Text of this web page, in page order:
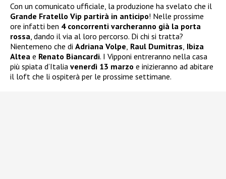
Con un comunicato ufficiale, la produzione ha svelato che il
Grande Fratello Vip partirà in anticipo! Nelle prossime
ore infatti ben 4 concorrenti varcheranno già la porta
rossa , dando il via al loro percorso. Di chi si tratta?
Nientemeno che di Adriana Volpe Raul Dumitras Ibiza
Altea e Renato Biancardi. I Vipponi entreranno nella casa
più spiata d’Italia venerdì 13 marzo e inizieranno ad abitare
il loft che li ospiterà per le prossime settimane.